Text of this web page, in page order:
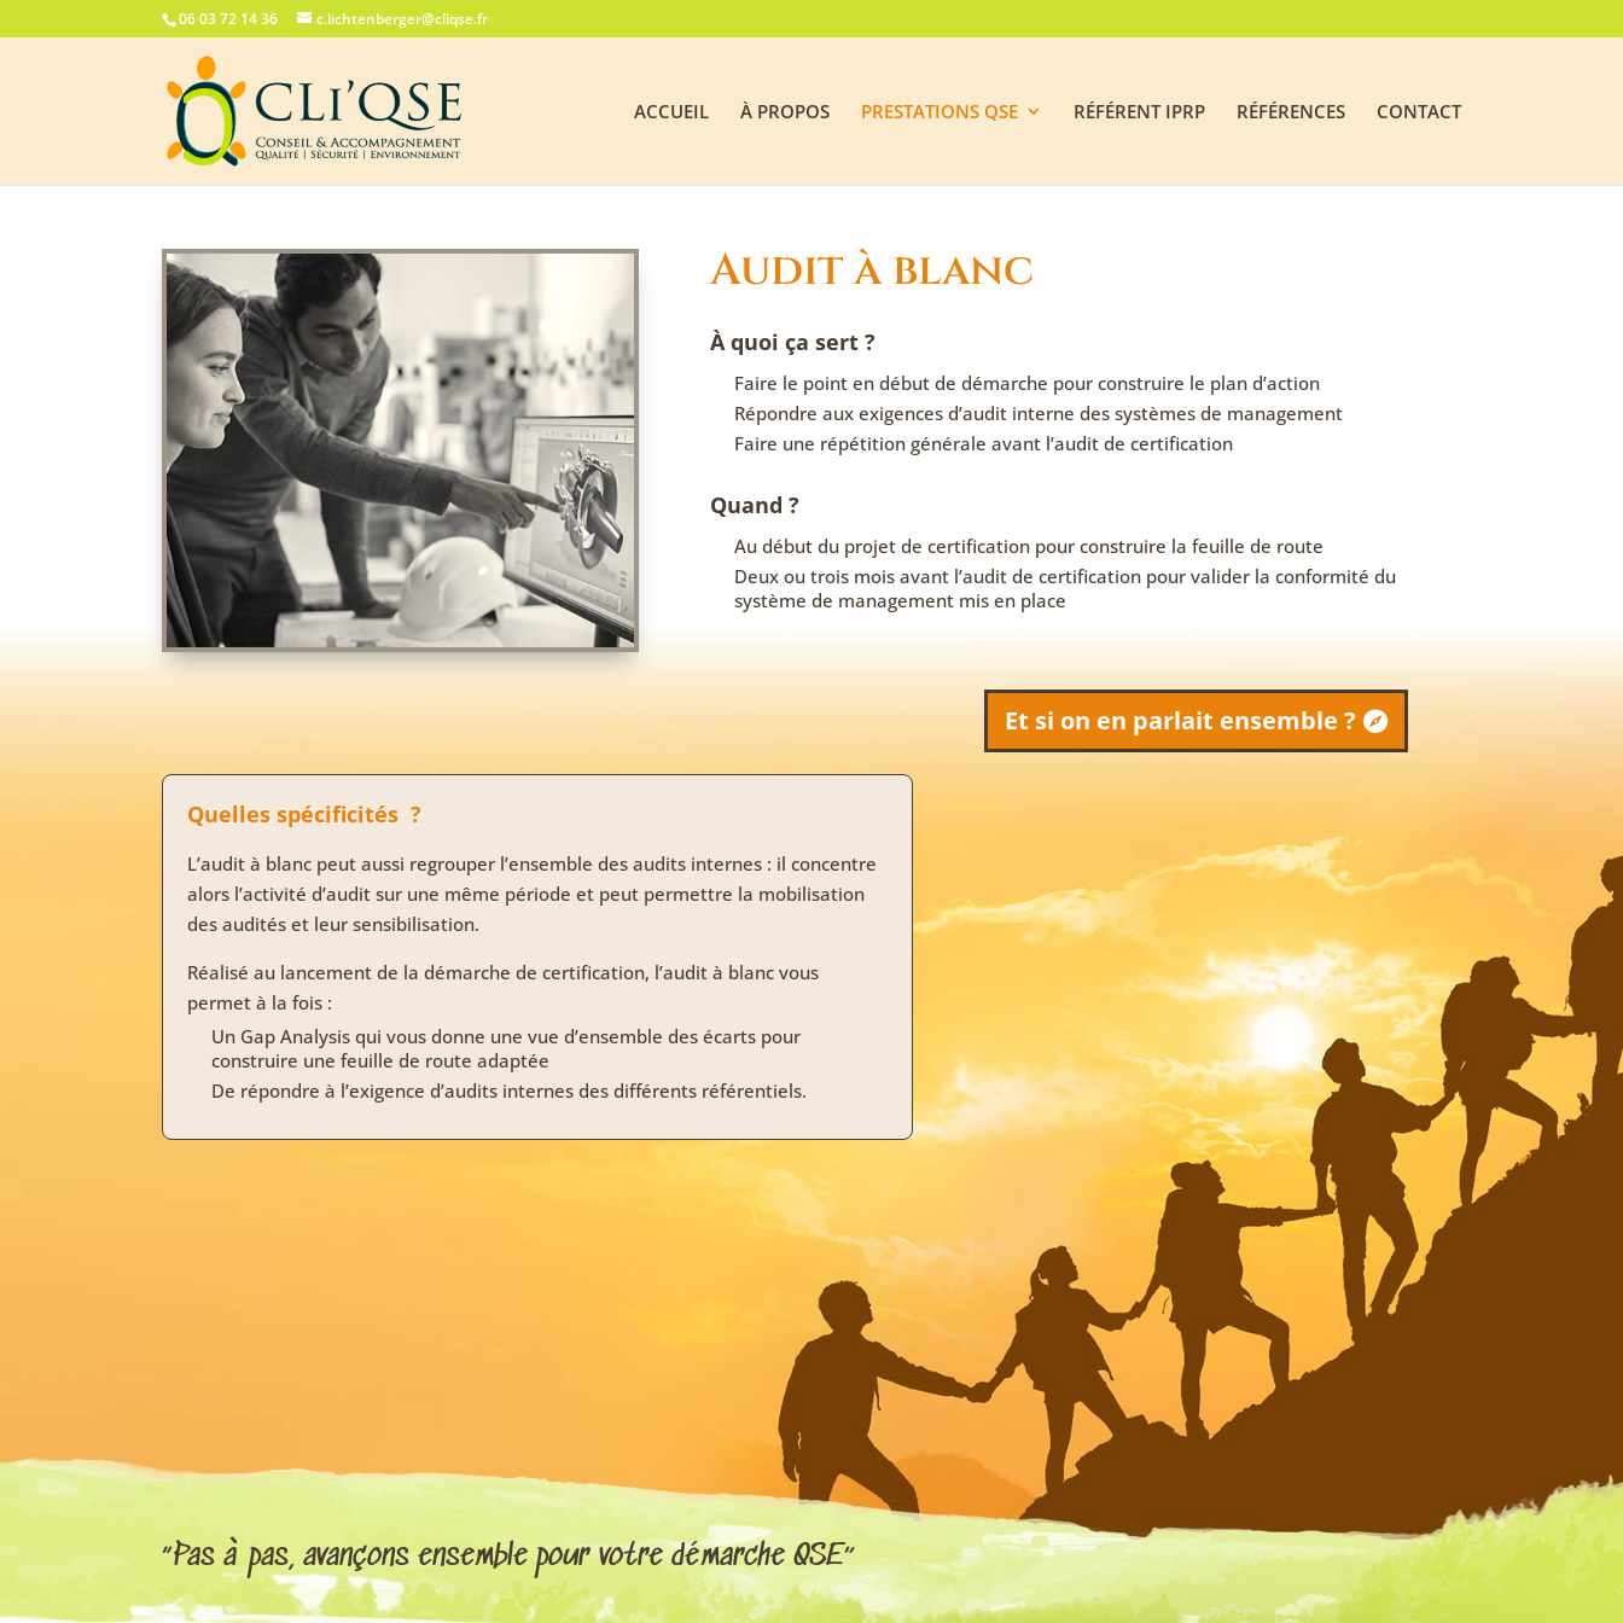
06 03 72 14 36 c.lichtenberger@cliqse.fr
ACCUEIL À PROPOS PRESTATIONS QSE RÉFÉRENT IPRP RÉFÉRENCES CONTACT
Audit à blanc
À quoi ça sert ?
Faire le point en début de démarche pour construire le plan d’action
Répondre aux exigences d’audit interne des systèmes de management
Faire une répétition générale avant l’audit de certification
Quand ?
Au début du projet de certification pour construire la feuille de route
Deux ou trois mois avant l’audit de certification pour valider la conformité du
système de management mis en place
Quelles spécificités ?
L’audit à blanc peut aussi regrouper l’ensemble des audits internes : il concentre
alors l’activité d’audit sur une même période et peut permettre la mobilisation
des audités et leur sensibilisation.
Réalisé au lancement de la démarche de certification, l’audit à blanc vous
permet à la fois :
Un Gap Analysis qui vous donne une vue d’ensemble des écarts pour
construire une feuille de route adaptée
De répondre à l’exigence d’audits internes des différents référentiels.
Et si on en parlait ensemble ?
“Pas à pas, avançons ensemble pour votre démarche QSE”